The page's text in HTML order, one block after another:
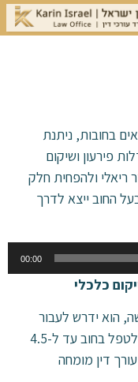
בחובות, ניתנת
פירעון ושיקום
ריאלי ולהפחית חלק
החוב ייצא לדרך
00:00
כלכלי
הוא ידרש לעבור
מספר שלבים בירוקרטיים כאשר הוא חייב לטפל בחוב עד ל-4.5
דין מומחה